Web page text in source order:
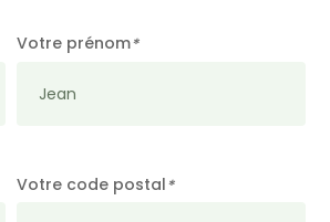
Votre prénom*
Votre code postal*